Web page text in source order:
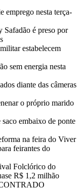
emprego nesta terça-
Safadão é preso por
estabelecem
sem energia nesta
diante das câmeras
o próprio marido
embaixo de ponte
na feira do Viver
feirantes do
Folclórico do
R$ 1,2 milhão